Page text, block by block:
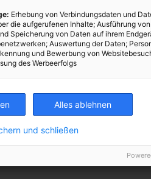
und Gadgets, die Strom
zu tun. Mit folgenden Links
für Einsteiger bis zu Profis.
Erhebung von Verbindungsdaten und
die aufgerufenen Inhalte; Ausführung von
Speicherung von Daten auf ihrem
Auswertung der Daten;
und Bewerbung von
des Werbeerfolgs
Alles ablehnen
und schließen